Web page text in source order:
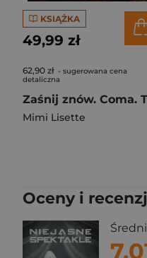
KSIĄŻKA
49,99 zł
62,90 zł - sugerowana cena
detaliczna
Mimi Lisette
Oceny i